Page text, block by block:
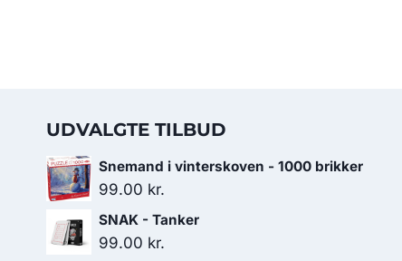
UDVALGTE TILBUD
Snemand i vinterskoven - 1000 brikker
99.00 kr.
SNAK - Tanker
99.00 kr.